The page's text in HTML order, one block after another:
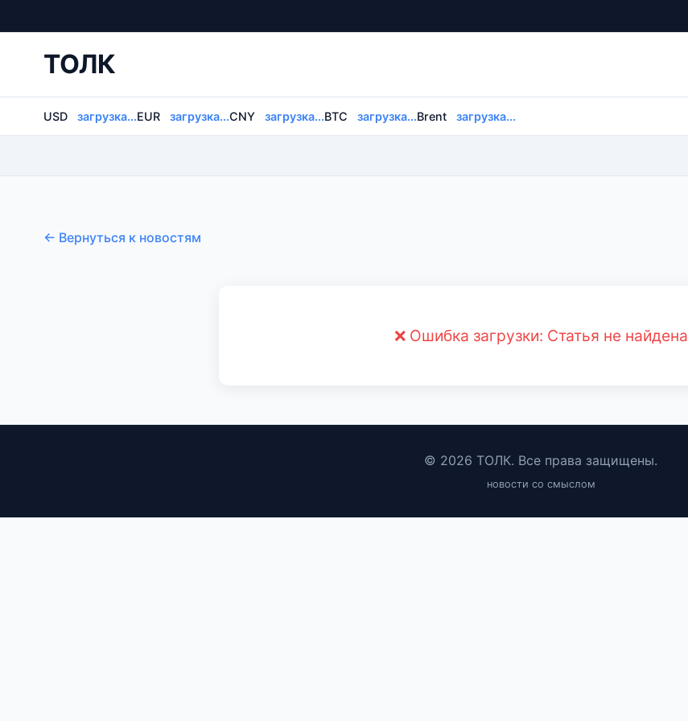
ТОЛК
USD загрузка...EUR загрузка...CNY загрузка...BTC загрузка...Brent загрузка...
← Вернуться к новостям
❌ Ошибка загрузки: Статья не найдена
© 2026 ТОЛК. Все права защищены.
новости со смыслом